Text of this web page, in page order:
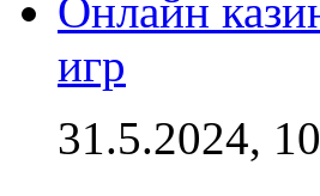
Онлайн
игр
31.5.2024,